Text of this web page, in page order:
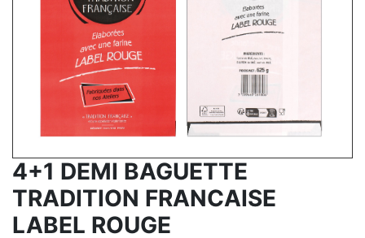
4+1 DEMI BAGUETTE
TRADITION FRANCAISE
LABEL ROUGE